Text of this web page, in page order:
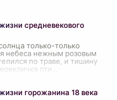
средневекового
только-только
небеса нежным розовым
по траве, и тишину
пти
горожанина 18 века